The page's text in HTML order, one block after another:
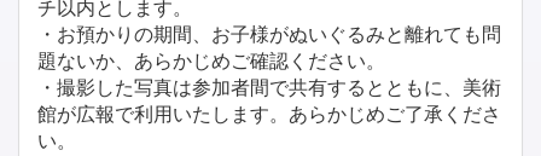
チ以内とします。
・お預かりの期間、お子様がぬいぐるみと離れても問
題ないか、あらかじめご確認ください。
・撮影した写真は参加者間で共有するとともに、美術
館が広報で利用いたします。あらかじめご了承くださ
い。